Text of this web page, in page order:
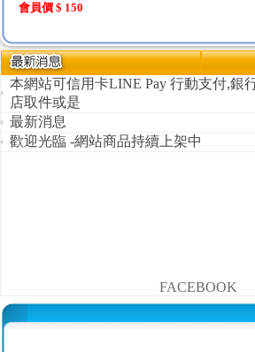
會員價 $ 150
本網站可信用卡LINE Pay 行動支付,銀
店取件或是
最新消息
歡迎光臨 -網站商品持續上架中
FACEBOOK